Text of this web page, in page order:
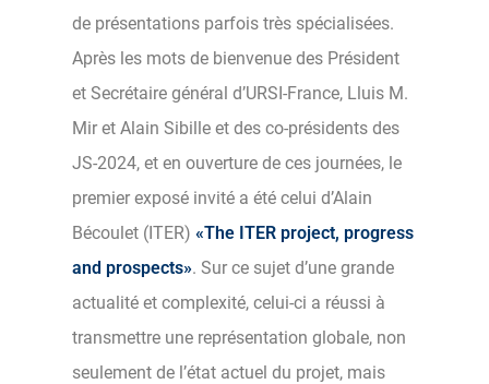
de présentations parfois très spécialisées.
Après les mots de bienvenue des Président
et Secrétaire général d’URSI-France, Lluis M.
Mir et Alain Sibille et des co-présidents des
JS-2024, et en ouverture de ces journées, le
premier exposé invité a été celui d’Alain
Bécoulet (ITER) «The ITER project, progress
and prospects». Sur ce sujet d’une grande
actualité et complexité, celui-ci a réussi à
transmettre une représentation globale, non
seulement de l’état actuel du projet, mais